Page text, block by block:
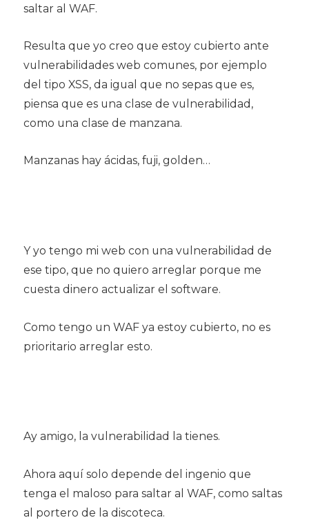
saltar al WAF.
Resulta que yo creo que estoy cubierto ante
vulnerabilidades web comunes, por ejemplo
del tipo XSS, da igual que no sepas que es,
piensa que es una clase de vulnerabilidad,
como una clase de manzana.
Manzanas hay ácidas, fuji, golden…
Y yo tengo mi web con una vulnerabilidad de
ese tipo, que no quiero arreglar porque me
cuesta dinero actualizar el software.
Como tengo un WAF ya estoy cubierto, no es
prioritario arreglar esto.
Ay amigo, la vulnerabilidad la tienes.
Ahora aquí solo depende del ingenio que
tenga el maloso para saltar al WAF, como saltas
al portero de la discoteca.